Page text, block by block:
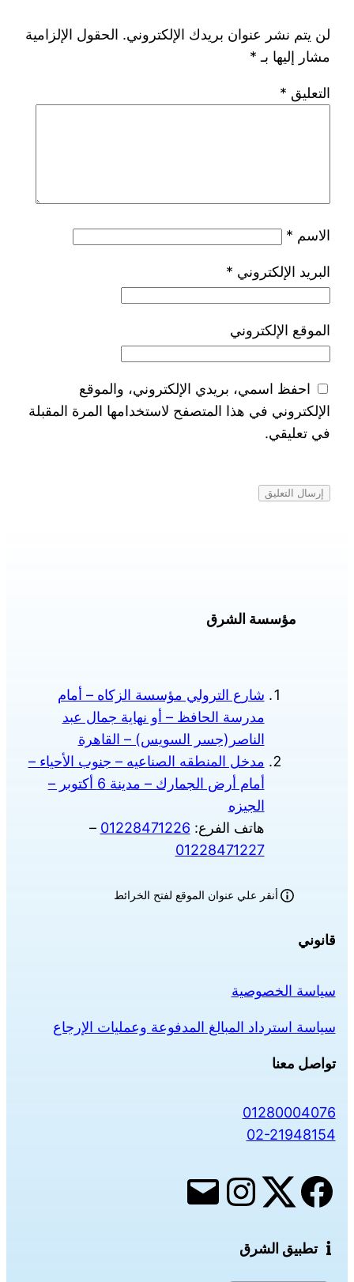
لن يتم نشر عنوان بريدك الإلكتروني. الحقول الإلزامية
مشار إليها بـ *
التعليق *
الاسم *
البريد الإلكتروني *
الموقع الإلكتروني
احفظ اسمي، بريدي الإلكتروني، والموقع
الإلكتروني في هذا المتصفح لاستخدامها المرة المقبلة
في تعليقي.
مؤسسة الشرق
شارع الترولي مؤسسة الزكاه – أمام
مدرسة الحافظ – أو نهاية جمال عبد
الناصر(جسر السويس) – القاهرة
مدخل المنطقه الصناعيه – جنوب الأحياء –
أمام أرض الجمارك – مدينة 6 أكتوبر –
الجيزه
هاتف الفرع: 01228471226
–
01228471227
أنقر علي عنوان الموقع لفتح الخرائط
قانوني
سياسة الخصوصية
سياسة استرداد المبالغ المدفوعة وعمليات الإرجاع
تواصل معنا
01280004076
02-21948154
تطبيق الشرق